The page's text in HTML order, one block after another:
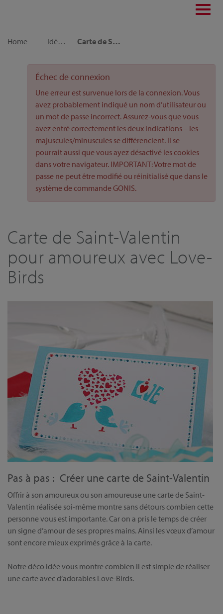
Home
Idées déco Carte de Saint-Valentin pour amoureux avec de petits « Love Birds »
Échec de connexion
Une erreur est survenue lors de la connexion. Vous
avez probablement indiqué un nom d’utilisateur ou
un mot de passe incorrect. Assurez-vous que vous
avez entré correctement les deux indications – les
majuscules/minuscules se différencient. Il se
pourrait aussi que vous ayez désactivé les cookies
dans votre navigateur. IMPORTANT: Votre mot de
passe ne peut être modifié ou réinitialisé que dans le
système de commande GONIS.
Carte de Saint-Valentin
pour amoureux avec Love-
Birds
Pas à pas : Créer une carte de Saint-Valentin
Offrir à son amoureux ou son amoureuse une carte de Saint-
Valentin réalisée soi-même montre sans détours combien cette
personne vous est importante. Car on a pris le temps de créer
un signe d’amour de ses propres mains. Ainsi les vœux d’amour
sont encore mieux exprimés grâce à la carte.
Notre déco idée vous montre combien il est simple de réaliser
une carte avec d’adorables Love-Birds.